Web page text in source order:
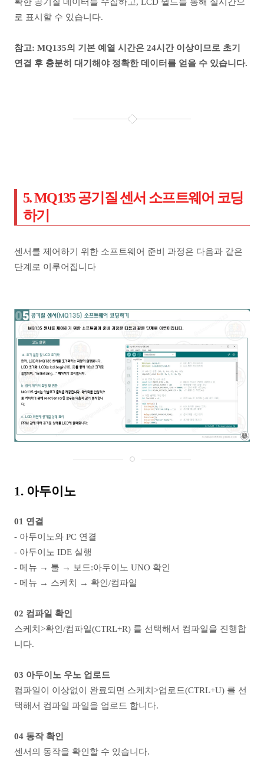
로 표시할 수 있습니다.
참고: MQ135의 기본 예열 시간은 24시간 이상이므로 초기
연결 후 충분히 대기해야 정확한 데이터를 얻을 수 있습니다.
5. MQ135 공기질 센서 소프트웨어 코딩
하기
센서를 제어하기 위한 소프트웨어 준비 과정은 다음과 같은
단계로 이루어집니다
1. 아두이노
01 연결
- 아두이노와 PC 연결
- 아두이노 IDE 실행
- 메뉴 → 툴 → 보드:아두이노 UNO 확인
- 메뉴 → 스케치 → 확인/컴파일
02 컴파일 확인
스케치>확인/컴파일(CTRL+R) 를 선택해서 컴파일을 진행합
니다.
03 아두이노 우노 업로드
컴파일이 이상없이 완료되면 스케치>업로드(CTRL+U) 를 선
택해서 컴파일 파일을 업로드 합니다.
04 동작 확인
센서의 동작을 확인할 수 있습니다.